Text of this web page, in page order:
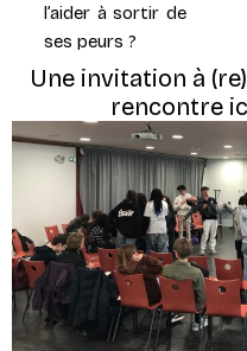
l’aider à sortir de
ses peurs ?
Une invitation à
rencontre